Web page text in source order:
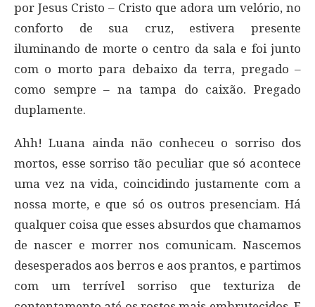
por Jesus Cristo – Cristo que adora um velório, no
conforto de sua cruz, estivera presente
iluminando de morte o centro da sala e foi junto
com o morto para debaixo da terra, pregado –
como sempre – na tampa do caixão. Pregado
duplamente.
Ahh! Luana ainda não conheceu o sorriso dos
mortos, esse sorriso tão peculiar que só acontece
uma vez na vida, coincidindo justamente com a
nossa morte, e que só os outros presenciam. Há
qualquer coisa que esses absurdos que chamamos
de nascer e morrer nos comunicam. Nascemos
desesperados aos berros e aos prantos, e partimos
com um terrível sorriso que texturiza de